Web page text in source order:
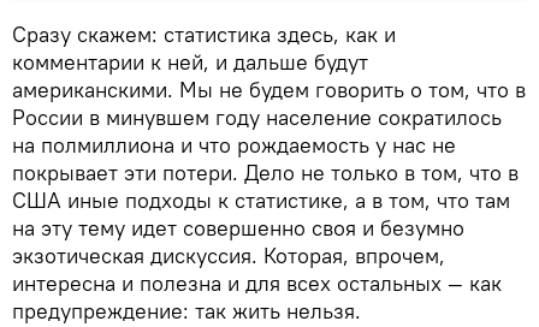
Сразу скажем: статистика здесь, как и
комментарии к ней, и дальше будут
американскими. Мы не будем говорить о том, что в
России в минувшем году население сократилось
на полмиллиона и что рождаемость у нас не
покрывает эти потери. Дело не только в том, что в
США иные подходы к статистике, а в том, что там
на эту тему идет совершенно своя и безумно
экзотическая дискуссия. Которая, впрочем,
интересна и полезна и для всех остальных — как
предупреждение: так жить нельзя.